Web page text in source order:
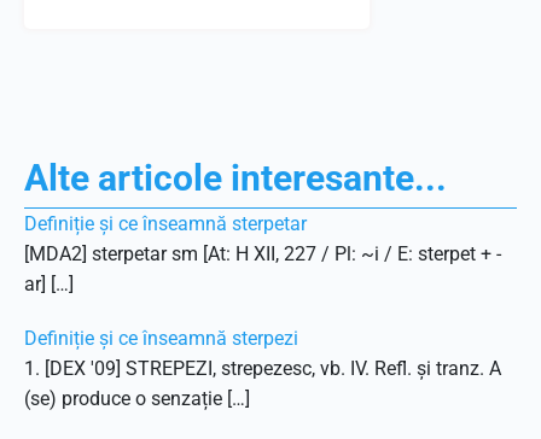
Alte articole interesante...
Definiție și ce înseamnă sterpetar
[MDA2] sterpetar sm [At: H XII, 227 / Pl: ~i / E: sterpet + -
ar] […]
Definiție și ce înseamnă sterpezi
1. [DEX '09] STREPEZI, strepezesc, vb. IV. Refl. și tranz. A
(se) produce o senzație […]